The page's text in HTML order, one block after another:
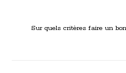
Sur quels critères faire un